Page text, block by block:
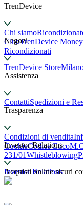
TrenDevice
Chi siamo
ClubTrenDevice Money
Ricondizionati
Negozi
TrenDevice Store
Assistenza
ContattiSpedizioni e
Trasparenza
Condizioni di vendita
CookieCodice Etico
231/01Whistleblowing
Investor Relations
Investor Relations
Acquisti online sicuri